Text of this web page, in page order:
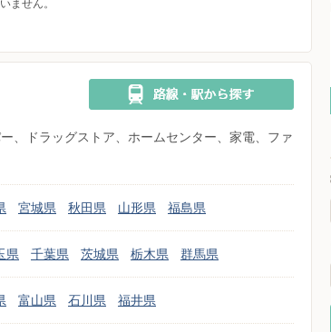
ません。
、ドラッグストア、ホームセンター、家電、ファ
宮城県 秋田県 山形県 福島県
県 千葉県 茨城県 栃木県 群馬県
富山県 石川県 福井県